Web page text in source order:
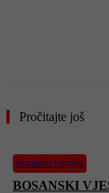
Pročitajte još
Bosanski vjestnik
BOSANSKI